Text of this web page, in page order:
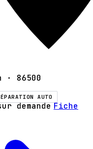
· 86500
AUTO
demande Fiche